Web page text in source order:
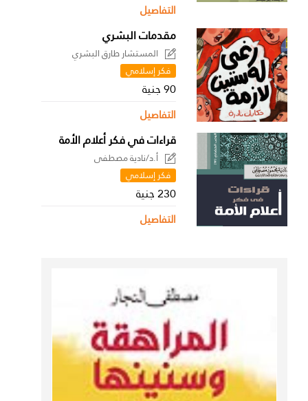
التفاصيل
مقدمات البشري
المستشار طارق البشري
فكر إسلامي
90 جنية
التفاصيل
قراءات في فكر أعلام الأمة
أ.د/نادية مصطفى
فكر إسلامي
230 جنية
التفاصيل